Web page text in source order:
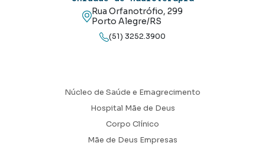
Rua Orfanotrófio, 299
Porto Alegre/RS
(51) 3252.3900
Núcleo de Saúde e Emagrecimento
Hospital Mãe de Deus
Corpo Clínico
Mãe de Deus Empresas